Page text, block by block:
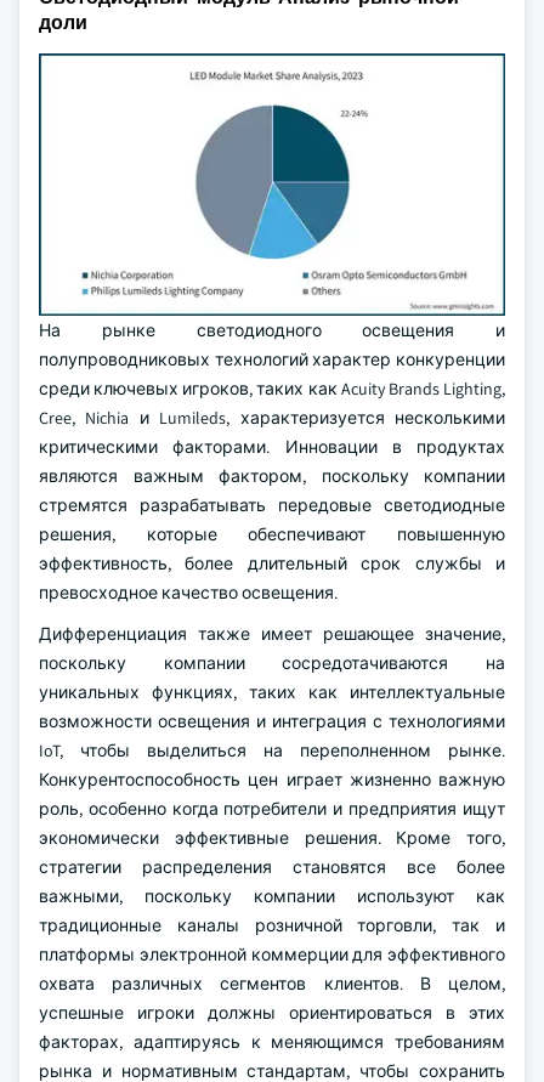
доли
На рынке светодиодного освещения и
полупроводниковых технологий характер конкуренции
среди ключевых игроков, таких как Acuity Brands Lighting,
Cree, Nichia и Lumileds, характеризуется несколькими
критическими факторами. Инновации в продуктах
являются важным фактором, поскольку компании
стремятся разрабатывать передовые светодиодные
решения, которые обеспечивают повышенную
эффективность, более длительный срок службы и
превосходное качество освещения.
Дифференциация также имеет решающее значение,
поскольку компании сосредотачиваются на
уникальных функциях, таких как интеллектуальные
возможности освещения и интеграция с технологиями
IoT, чтобы выделиться на переполненном рынке.
Конкурентоспособность цен играет жизненно важную
роль, особенно когда потребители и предприятия ищут
экономически эффективные решения. Кроме того,
стратегии распределения становятся все более
важными, поскольку компании используют как
традиционные каналы розничной торговли, так и
платформы электронной коммерции для эффективного
охвата различных сегментов клиентов. В целом,
успешные игроки должны ориентироваться в этих
факторах, адаптируясь к меняющимся требованиям
рынка и нормативным стандартам, чтобы сохранить